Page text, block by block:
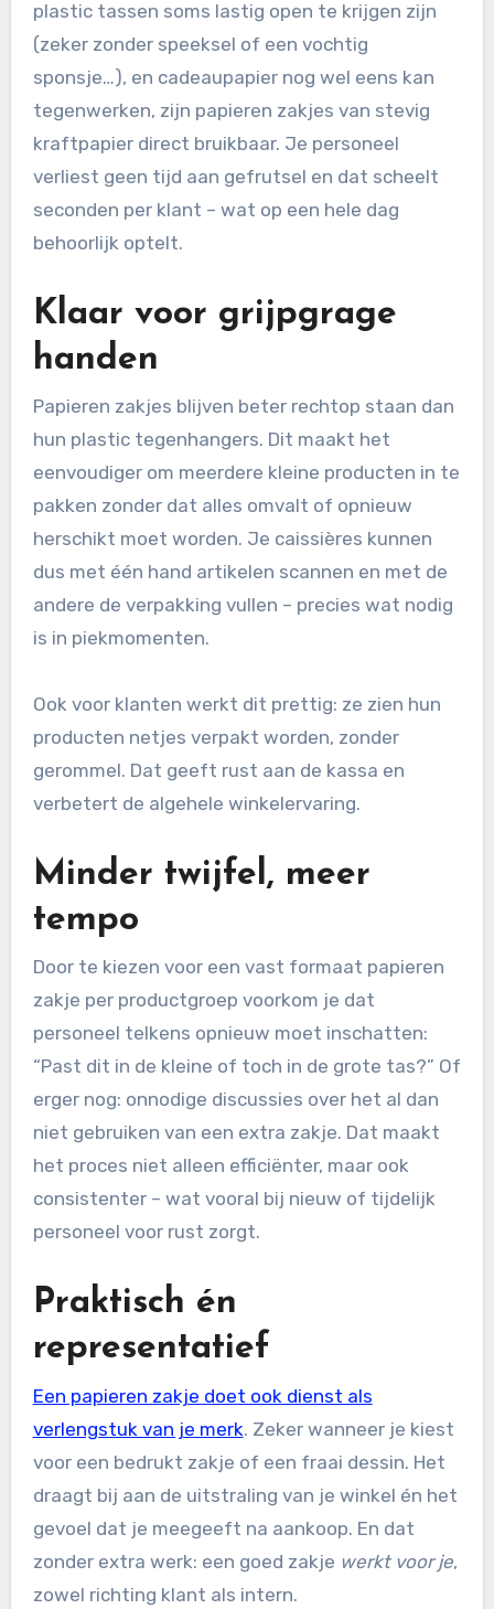
plastic tassen soms lastig open te krijgen zijn
(zeker zonder speeksel of een vochtig
sponsje…), en cadeaupapier nog wel eens kan
tegenwerken, zijn papieren zakjes van stevig
kraftpapier direct bruikbaar. Je personeel
verliest geen tijd aan gefrutsel en dat scheelt
seconden per klant – wat op een hele dag
behoorlijk optelt.
Klaar voor grijpgrage
handen
Papieren zakjes blijven beter rechtop staan dan
hun plastic tegenhangers. Dit maakt het
eenvoudiger om meerdere kleine producten in te
pakken zonder dat alles omvalt of opnieuw
herschikt moet worden. Je caissières kunnen
dus met één hand artikelen scannen en met de
andere de verpakking vullen – precies wat nodig
is in piekmomenten.
Ook voor klanten werkt dit prettig: ze zien hun
producten netjes verpakt worden, zonder
gerommel. Dat geeft rust aan de kassa en
verbetert de algehele winkelervaring.
Minder twijfel, meer
tempo
Door te kiezen voor een vast formaat papieren
zakje per productgroep voorkom je dat
personeel telkens opnieuw moet inschatten:
“Past dit in de kleine of toch in de grote tas?” Of
erger nog: onnodige discussies over het al dan
niet gebruiken van een extra zakje. Dat maakt
het proces niet alleen efficiënter, maar ook
consistenter – wat vooral bij nieuw of tijdelijk
personeel voor rust zorgt.
Praktisch én
representatief
Een papieren zakje doet ook dienst als
verlengstuk van je merk. Zeker wanneer je kiest
voor een bedrukt zakje of een fraai dessin. Het
draagt bij aan de uitstraling van je winkel én het
gevoel dat je meegeeft na aankoop. En dat
zonder extra werk: een goed zakje werkt voor je,
zowel richting klant als intern.